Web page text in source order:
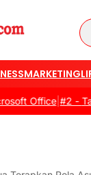
MARKETING
|#2 -